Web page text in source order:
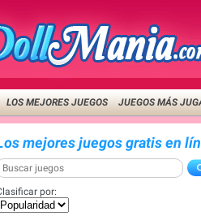
LOS MEJORES JUEGOS JUEGOS MÁS
mejores juegos gratis en
por: